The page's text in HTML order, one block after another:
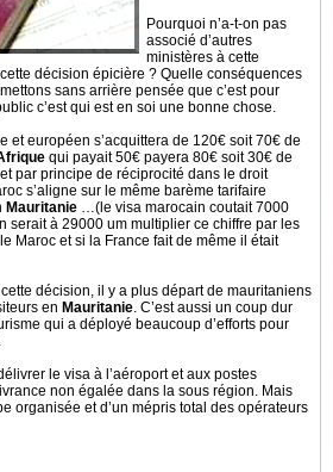
Pourquoi n’a-t-on pas
associé d’autres
ministères à cette
décision épicière ? Quelle conséquences
sans arrière pensée que c’est pour
c’est qui est en soi une bonne chose.
et européen s’acquittera de 120€ soit 70€ de
qui payait 50€ payera 80€ soit 30€ de
par principe de réciprocité dans le droit
s’aligne sur le même barème tarifaire
Mauritanie …(le visa marocain coutait 7000
serait à 29000 um multiplier ce chiffre par les
Maroc et si la France fait de même il était
décision, il y a plus départ de mauritaniens
en Mauritanie. C’est aussi un coup dur
qui a déployé beaucoup d’efforts pour
le visa à l’aéroport et aux postes
non égalée dans la sous région. Mais
organisée et d’un mépris total des opérateurs